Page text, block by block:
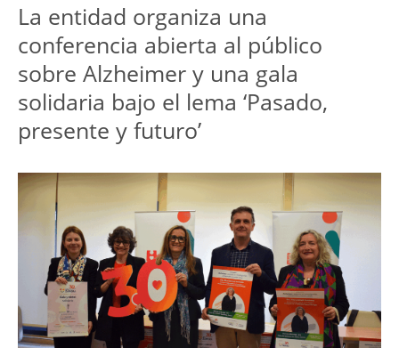
La entidad organiza una
conferencia abierta al público
sobre Alzheimer y una gala
solidaria bajo el lema ‘Pasado,
presente y futuro’